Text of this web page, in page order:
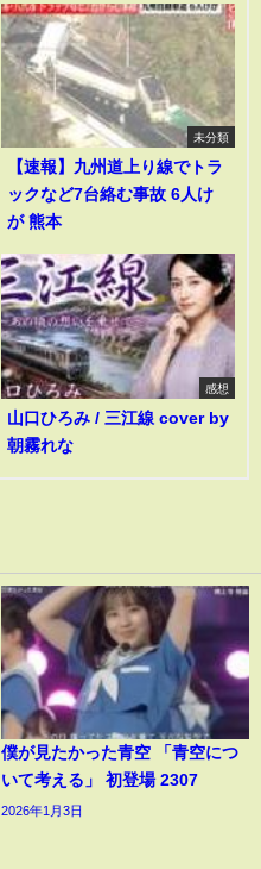
未分類
【速報】九州道上り線でトラ
ックなど7台絡む事故 6人け
が 熊本
感想
山口ひろみ / 三江線 cover by
朝霧れな
僕が見たかった青空 「青空につ
いて考える」 初登場 2307
2026年1月3日